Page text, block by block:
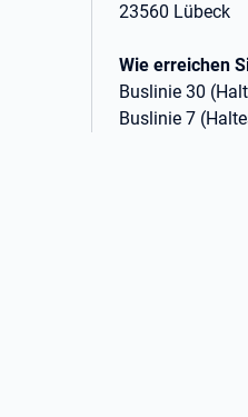
23560 Lübeck
Wie erreichen
Buslinie 30
Buslinie 7